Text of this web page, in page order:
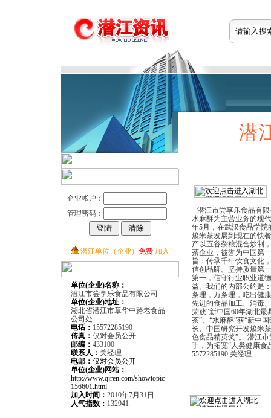
潜
企业帐户：
管理密码：
潜江单位（企业） 免费加入
单位(企业)名称：
潜江市尝享乐食品有限公司
单位(企业)地址：
湖北省潜江市章华中路老食品
公司处
电话： 15572285190
传真： 仅对会员公开
邮编： 433100
联系人： 关经理
电邮： 仅对会员公开
单位(企业)网站：
http://www.qjren.com/showtopic-
156601.html
加入时间： 2010年7月31日
人气指数： 132941
潜江市尝享乐食品有
水麻酥为主营业务的现
年5月，在武汉食品学
焌米茶发展到现在的快
产以五谷杂粮混合炒制
茶企业，被誉为中国第
旨：传承千年饮食文化
信创品牌。坚持质量第
第一，信守行业职业道
益。我们的内部公约是
条理，万条理，吃出健
先进的食品加工、消毒
荣获“新中国60年湖北最
茶”、“水麻酥”获“新中
长、中国研究开发焌米
色食品精英奖”。 潜江
手，为拓宽“人类健康食
5572285190 关经理